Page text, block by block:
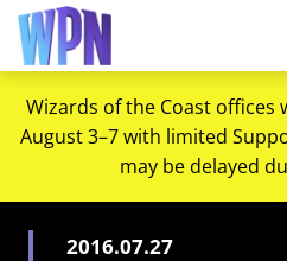
Wizards of the Coast offices
August 3–7 with limited
may be delayed
2016.07.27